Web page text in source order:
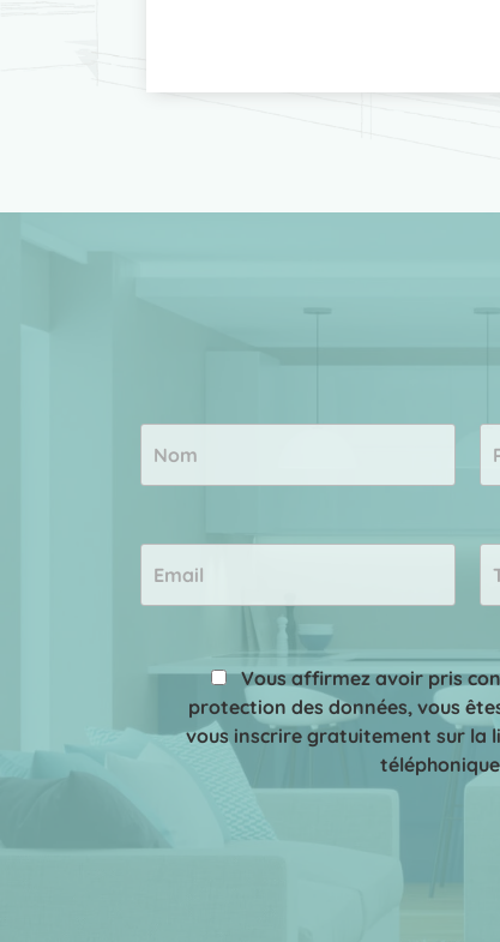
Vous affirmez avoir pris
protection des données, vous
vous inscrire gratuitement sur la